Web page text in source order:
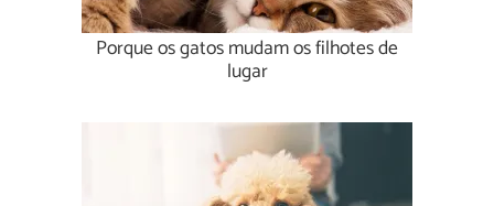
Porque os gatos mudam os filhotes de
lugar